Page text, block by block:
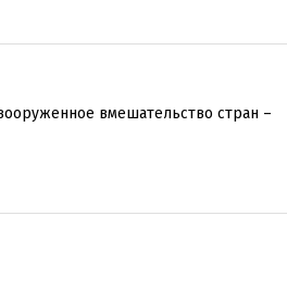
вмешательство стран –